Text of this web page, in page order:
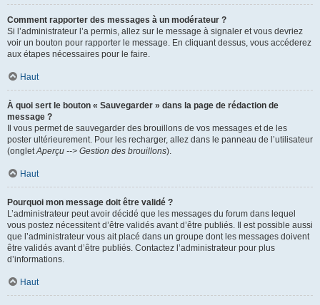
Comment rapporter des messages à un modérateur ?
Si l’administrateur l’a permis, allez sur le message à signaler et vous devriez
voir un bouton pour rapporter le message. En cliquant dessus, vous accéderez
aux étapes nécessaires pour le faire.
Haut
À quoi sert le bouton « Sauvegarder » dans la page de rédaction de
message ?
Il vous permet de sauvegarder des brouillons de vos messages et de les
poster ultérieurement. Pour les recharger, allez dans le panneau de l’utilisateur
(ongletAperçu --> Gestion des brouillons).
Haut
Pourquoi mon message doit être validé ?
L’administrateur peut avoir décidé que les messages du forum dans lequel
vous postez nécessitent d’être validés avant d’être publiés. Il est possible aussi
que l’administrateur vous ait placé dans un groupe dont les messages doivent
être validés avant d’être publiés. Contactez l’administrateur pour plus
d’informations.
Haut